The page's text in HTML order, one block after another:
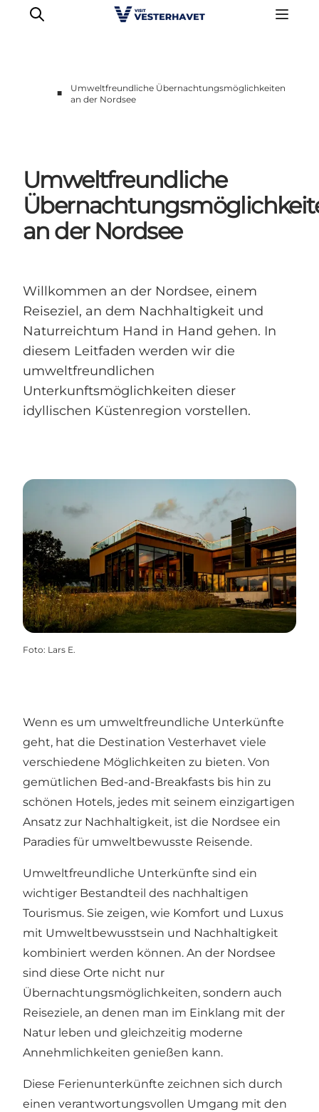
Essen & Übernachtung
Tickets kaufen
Plane deine Reise
■
Umweltfreundliche Übernachtungsmöglichkeiten
an der Nordsee
Umweltfreundliche
an der Nordsee
Willkommen an der Nordsee, einem
Reiseziel, an dem Nachhaltigkeit und
Naturreichtum Hand in Hand gehen. In
diesem Leitfaden werden wir die
umweltfreundlichen
Unterkunftsmöglichkeiten dieser
idyllischen Küstenregion vorstellen.
Foto: Lars E.
Wenn es um umweltfreundliche Unterkünfte
geht, hat die Destination Vesterhavet viele
verschiedene Möglichkeiten zu bieten. Von
gemütlichen Bed-and-Breakfasts bis hin zu
schönen Hotels, jedes mit seinem einzigartigen
Ansatz zur Nachhaltigkeit, ist die Nordsee ein
Paradies für umweltbewusste Reisende.
Umweltfreundliche Unterkünfte sind ein
wichtiger Bestandteil des nachhaltigen
Tourismus. Sie zeigen, wie Komfort und Luxus
mit Umweltbewusstsein und Nachhaltigkeit
kombiniert werden können. An der Nordsee
sind diese Orte nicht nur
Übernachtungsmöglichkeiten, sondern auch
Reiseziele, an denen man im Einklang mit der
Natur leben und gleichzeitig moderne
Annehmlichkeiten genießen kann.
Diese Ferienunterkünfte zeichnen sich durch
einen verantwortungsvollen Umgang mit den